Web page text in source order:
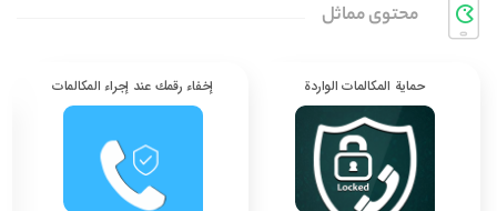
محتوی مماثل
حماية المكالمات الواردة إخفاء رقمك عند إجراء المكالمات